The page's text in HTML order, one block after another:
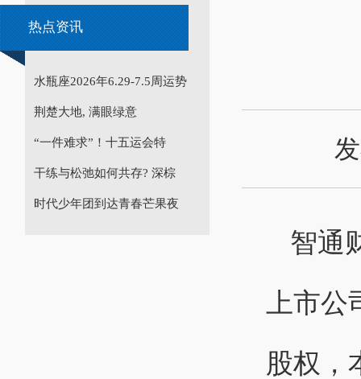
热点资讯
水瓶座2026年6.29-7.5周运势
荆楚大地, 满眼绿意
“一件难求”！十五运会特
干练与松弛如何共存? 深棕
时代少年团到达青春芒果夜
智通
上市
股权，